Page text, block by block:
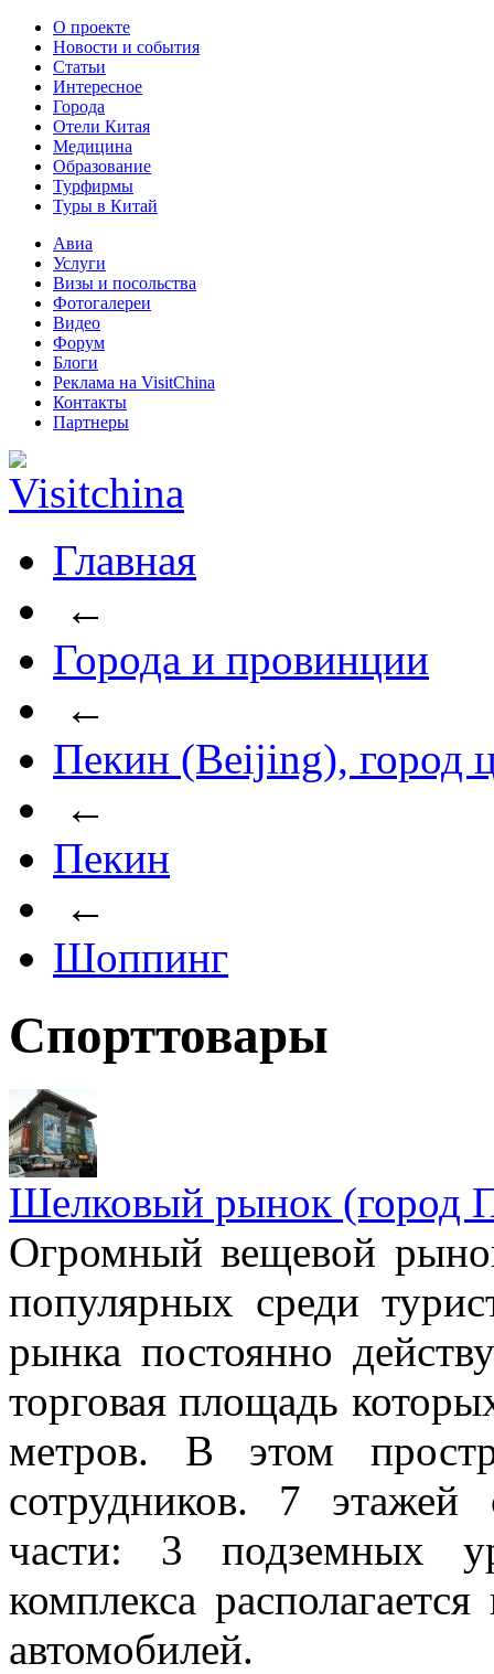
О проекте
Новости и события
Статьи
Интересное
Города
Отели Китая
Медицина
Образование
Турфирмы
Туры в Китай
Авиа
Услуги
Визы и посольства
Фотогалереи
Видео
Форум
Блоги
Реклама на VisitChina
Контакты
Партнеры
Главная
←
Города и провинции
←
Пекин (Beijing), город
←
Пекин
←
Шоппинг
Спорттовары
Шелковый рынок (город
Огромный вещевой
популярных среди
рынка постоянно
торговая площадь
метров. В этом
сотрудников. 7 этажей
части: 3 подземных
комплекса
автомобилей.